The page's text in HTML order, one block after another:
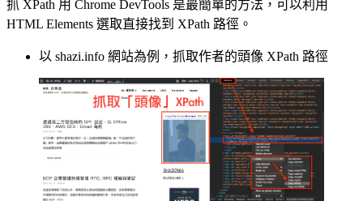
抓 XPath 用 Chrome DevTools 是最簡單的方法，可以利用
HTML Elements 選取直接找到 XPath 路徑。
以 shazi.info 網站為例，抓取作者的頭像 XPath 路徑